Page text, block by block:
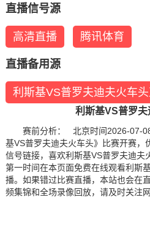
直播信号源
高清直播 腾讯体育
直播备用源
利斯基VS普罗夫迪夫火车
利斯基VS普罗夫
赛前分析： 北京时间2026-07-
基VS普罗夫迪夫火车头》比赛开赛，
信号链接，喜欢利斯基VS普罗夫迪夫
第一时间在本页面免费在线观看利斯
播。如果错过比赛直播，本站也会在
频集锦和全场录像回放，请及时关注